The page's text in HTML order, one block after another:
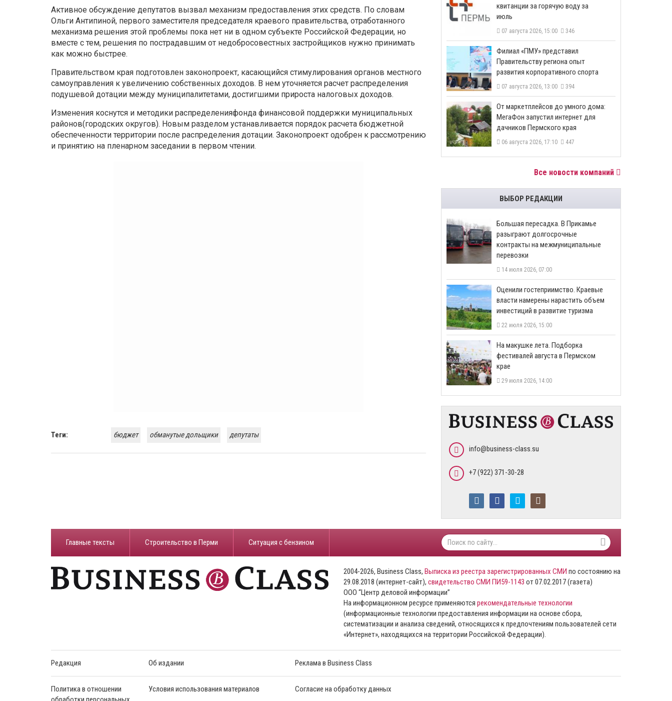
Активное обсуждение депутатов вызвал механизм предоставления этих средств. По словам
Ольги Антипиной, первого заместителя председателя краевого правительства, отработанного
механизма решения этой проблемы пока нет ни в одном субъекте Российской Федерации, но
вместе с тем, решения по пострадавшим от недобросовестных застройщиков нужно принимать
как можно быстрее.
Правительством края подготовлен законопроект, касающийся стимулирования органов местного
самоуправления к увеличению собственных доходов. В нем уточняется расчет распределения
подушевой дотации между муниципалитетами, достигшими прироста налоговых доходов.
Изменения коснутся и методики распределенияфонда финансовой поддержки муниципальных
районов(городских округов). Новым разделом устанавливается порядок расчета бюджетной
обеспеченности территории после распределения дотации. Законопроект одобрен к рассмотрению
и принятию на пленарном заседании в первом чтении.
Теги: бюджет обманутые дольщики депутаты
квитанции за горячую воду за
июль
07 августа 2026, 15:00 346
​Филиал «ПМУ» представил
Правительству региона опыт
развития корпоративного спорта
07 августа 2026, 13:00 394
От маркетплейсов до умного дома:
МегаФон запустил интернет для
дачников Пермского края
06 августа 2026, 17:10 447
Все новости компаний
ВЫБОР РЕДАКЦИИ
Большая пересадка. В Прикамье
разыграют долгосрочные
контракты на межмуниципальные
перевозки
14 июля 2026, 07:00
Оценили гостеприимство. Краевые
власти намерены нарастить объем
инвестиций в развитие туризма
22 июля 2026, 15:00
На макушке лета. Подборка
фестивалей августа в Пермском
крае
29 июля 2026, 14:00
info@business-class.su
+7 (922) 371-30-28
Главные тексты Строительство в Перми ​Ситуация с бензином
2004-2026, Business Class, Выписка из реестра зарегистрированных СМИ по состоянию на
29.08.2018 (интернет-сайт), свидетельство СМИ ПИ59-1143 от 07.02.2017 (газета)
ООО “Центр деловой информации”
На информационном ресурсе применяются рекомендательные технологии
(информационные технологии предоставления информации на основе сбора,
систематизации и анализа сведений, относящихся к предпочтениям пользователей сети
«Интернет», находящихся на территории Российской Федерации).
Редакция Об издании Реклама в Business Class
Политика в отношении
Условия использования материалов Согласие на обработку данных